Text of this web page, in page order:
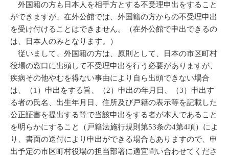
外国籍の方も日本人を相手方とする不受理申出をすること
ができますが、在外公館では、外国籍の方からの不受理申出
を受け付けることはできません。（在外公館で申出できるの
は、日本人のみとなります。）
従いまして、外国籍の方は、原則として、日本の市区町村
役場の窓口に出頭して不受理申出を行う必要がありますが、
疾病その他やむを得ない事由により自ら出頭できない場合
は、（1）申出をする旨、（2）申出の年月日、（3）申出す
る者の氏名、出生年月日、住所及び戸籍の表示等を記載した
公正証書を提出する等で当該申出をする者が本人であること
を明らかにすること（戸籍法施行規則第53条の4第4項）によ
り、書面の送付により申出ができる場合もありますので、申
出予定の市区町村役場の担当部署に適宜問い合わせてくださ